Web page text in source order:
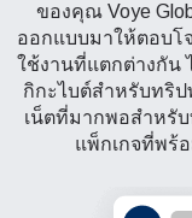
ของคุณ Voye
ออกแบบมาให้ตอบโ
ใช้งานที่แตกต่างกัน
กิกะไบต์สำหรับทริ
เน็ตที่มากพอสำหรั
แพ็กเกจที่พร้